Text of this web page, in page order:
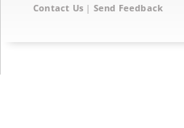
Contact Us | Send Feedback